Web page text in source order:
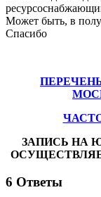
Может быть, в
Спасибо
ЗАПИСЬ НА
6 Ответы